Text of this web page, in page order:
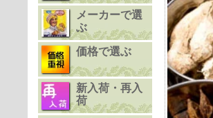
メーカーで選
ぶ
価格で選ぶ
新入荷・再入
荷